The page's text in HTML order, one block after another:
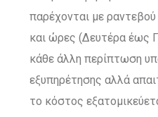
παρέχονται με
και ώρες (Δευτέρα έως
κάθε άλλη περίπτωση
εξυπηρέτησης αλλά
το κόστος